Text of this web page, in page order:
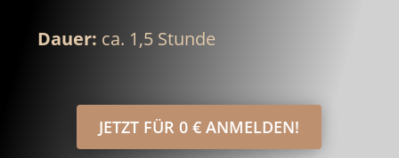
Dauer: ca. 1,5 Stunde
JETZT FÜR 0 € ANMELDEN!